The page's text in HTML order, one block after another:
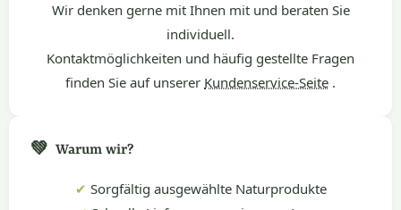
Wir denken gerne mit Ihnen mit und beraten Sie
individuell.
Kontaktmöglichkeiten und häufig gestellte Fragen
finden Sie auf unserer Kundenservice-Seite .
💚 Warum wir?
✔ Sorgfältig ausgewählte Naturprodukte